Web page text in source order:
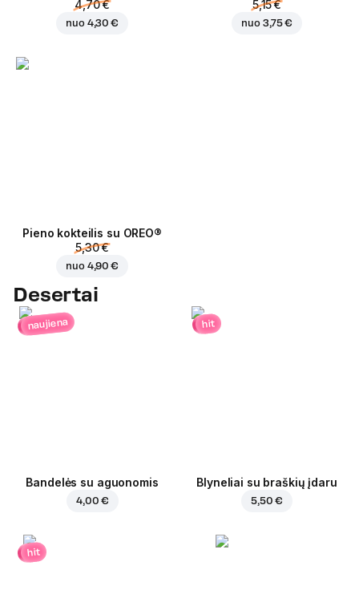
4,70 €
nuo 4,30 €
5,15 €
nuo 3,75 €
Pieno kokteilis su OREO®
5,30 €
nuo 4,90 €
Desertai
naujiena
Bandelės su aguonomis
4,00 €
hit
Blyneliai su braškių įdaru
5,50 €
hit